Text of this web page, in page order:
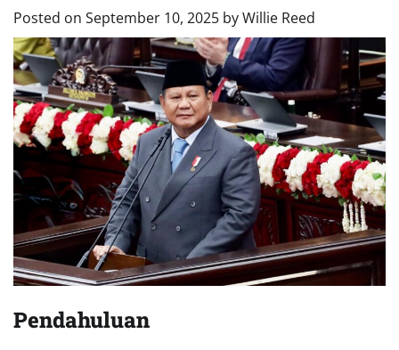
Posted on September 10, 2025 byWillie Reed
Pendahuluan